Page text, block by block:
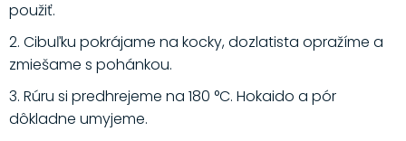
použiť.
2. Cibuľku pokrájame na kocky, dozlatista opražíme a
zmiešame s pohánkou.
3. Rúru si predhrejeme na 180 °C. Hokaido a pór
dôkladne umyjeme.